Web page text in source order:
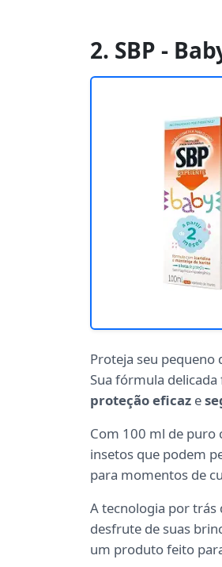
2. SBP -
Proteja seu pequeno
Sua fórmula
proteção eficaz e
Com 100 ml de puro
insetos que podem
para momentos de
A tecnologia por trás
desfrute de suas
um produto feito